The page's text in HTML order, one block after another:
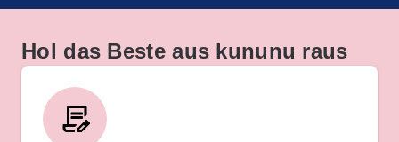
brandneues kununu
Hol das Beste aus kununu raus